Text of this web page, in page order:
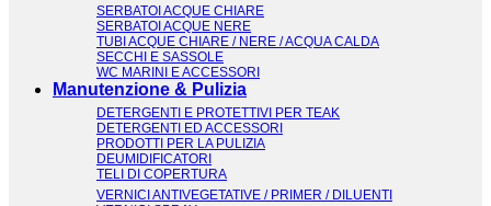
SERBATOI ACQUE CHIARE
SERBATOI ACQUE NERE
TUBI ACQUE CHIARE / NERE / ACQUA CALDA
SECCHI E SASSOLE
WC MARINI E ACCESSORI
Manutenzione & Pulizia
DETERGENTI E PROTETTIVI PER TEAK
DETERGENTI ED ACCESSORI
PRODOTTI PER LA PULIZIA
DEUMIDIFICATORI
TELI DI COPERTURA
VERNICI ANTIVEGETATIVE / PRIMER / DILUENTI